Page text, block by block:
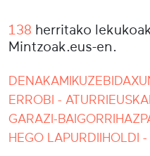
138 herritako
Mintzoak.eus-en.
DENAKAMIKUZE
ERROBI - ATURRI
GARAZI-BAIGORRI
HEGO LAPURDI IHOLDI